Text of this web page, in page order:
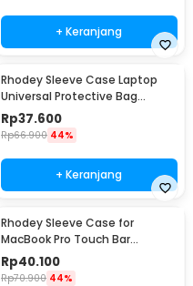
+ Keranjang
Rhodey Sleeve Case Laptop
Universal Protective Bag
Neoprene with Pouch 14 Inch -
AK03
Rp37.600
Rp66.900 44%
+ Keranjang
Rhodey Sleeve Case for
MacBook Pro Touch Bar
Neoprene with Pouch 15.6 Inch
- YG6005
Rp40.100
Rp70.900 44%